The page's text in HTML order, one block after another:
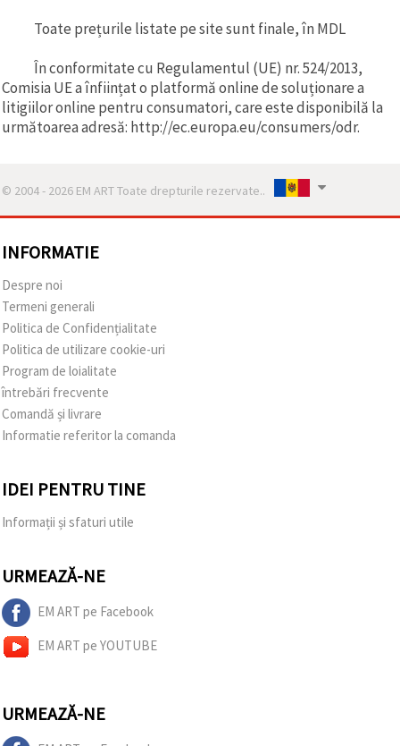
Toate prețurile listate pe site sunt finale, în MDL
În conformitate cu Regulamentul (UE) nr. 524/2013,
Comisia UE a înființat o platformă online de soluționare a
litigiilor online pentru consumatori, care este disponibilă la
următoarea adresă: http://ec.europa.eu/consumers/odr.
© 2004 - 2026 EM ART Toate drepturile rezervate..
INFORMATIE
Despre noi
Termeni generali
Politica de Confidențialitate
Politica de utilizare cookie-uri
Program de loialitate
întrebări frecvente
Comandă și livrare
Informatie referitor la comanda
IDEI PENTRU TINE
Informații și sfaturi utile
URMEAZĂ-NE
EM ART pe Facebook
EM ART pe YOUTUBE
URMEAZĂ-NE